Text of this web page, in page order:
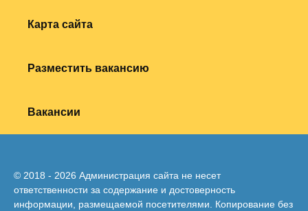
Карта сайта
Разместить вакансию
Вакансии
© 2018 - 2026 Администрация сайта не несет
ответственности за содержание и достоверность
информации, размещаемой посетителями. Копирование без